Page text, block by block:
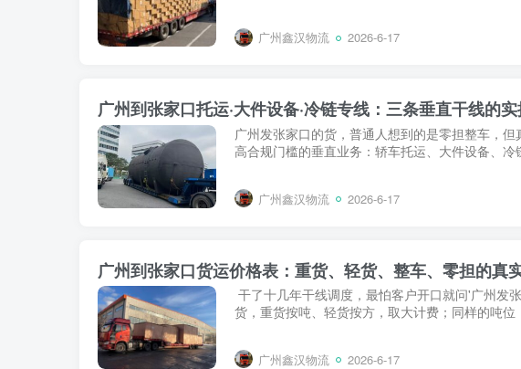
广州鑫汉物流 2026-6-17
广州到张家口托运·大件设备·冷链专线：三条垂直干线的
广州发张家口的货，普通人想到的是零担整车，
高合规门槛的垂直业务：轿车托运、大件设备、
广州鑫汉物流 2026-6-17
广州到张家口货运价格表：重货、轻货、整车、零担的真
干了十几年干线调度，最怕客户开口就问'广州
货，重货按吨、轻货按方，取大计费；同样的吨
广州鑫汉物流 2026-6-17